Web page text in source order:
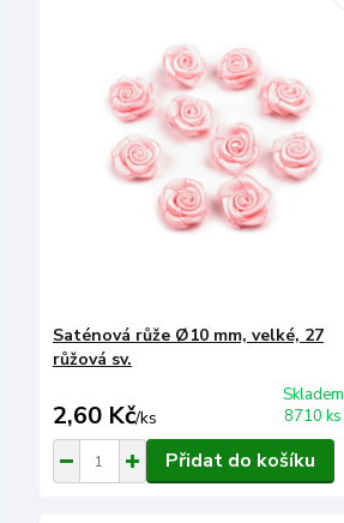
Saténová růže Ø10 mm, velké, 27
růžová sv.
2,60 Kč/ks
Skladem
8710 ks
Přidat do košíku